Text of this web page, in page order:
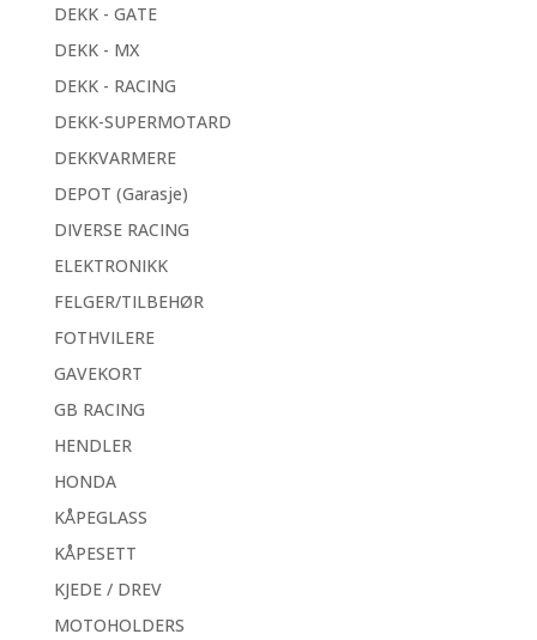
DEKK - GATE
DEKK - MX
DEKK - RACING
DEKK-SUPERMOTARD
DEKKVARMERE
DEPOT (Garasje)
DIVERSE RACING
ELEKTRONIKK
FELGER/TILBEHØR
FOTHVILERE
GAVEKORT
GB RACING
HENDLER
HONDA
KÅPEGLASS
KÅPESETT
KJEDE / DREV
MOTOHOLDERS